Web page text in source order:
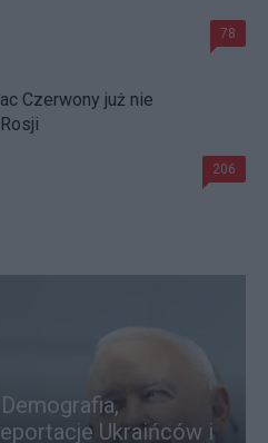
78
Czerwony już nie
206
Ukraińców i